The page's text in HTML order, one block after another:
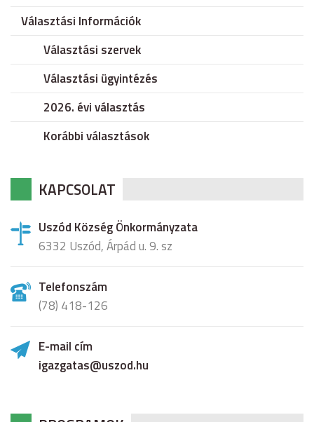
Választási Információk
Választási szervek
Választási ügyintézés
2026. évi választás
Korábbi választások
KAPCSOLAT
Uszód Község Önkormányzata
6332 Uszód, Árpád u. 9. sz
Telefonszám
(78) 418-126
E-mail cím
igazgatas@uszod.hu